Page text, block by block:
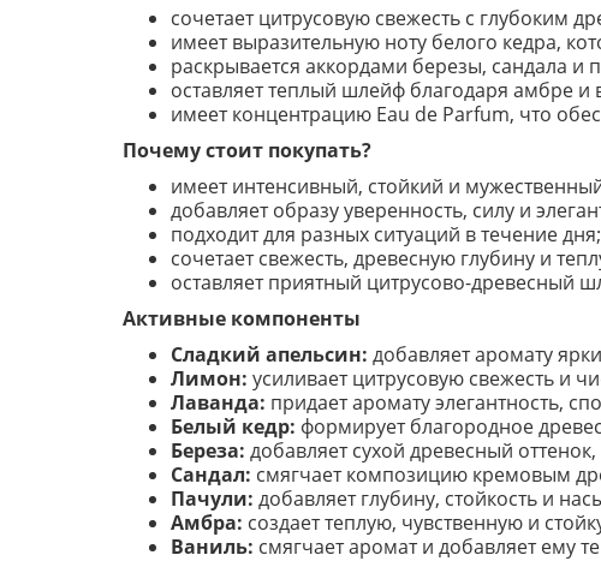
сочетает цитрусовую свежесть с глубоким
имеет выразительную ноту белого кедра,
раскрывается аккордами березы, сандала и
оставляет теплый шлейф благодаря амбре и
имеет концентрацию Eau de Parfum, что
Почему стоит покупать?
имеет интенсивный, стойкий и
добавляет образу уверенность, силу и
подходит для разных ситуаций в течение дня;
сочетает свежесть, древесную глубину и
оставляет приятный цитрусово-древесный
Активные компоненты
Сладкий апельсин: добавляет аромату
Лимон: усиливает цитрусовую свежесть и
Лаванда: придает аромату элегантность,
Белый кедр: формирует благородное
Береза: добавляет сухой древесный
Сандал: смягчает композицию кремовым
Пачули: добавляет глубину, стойкость и
Амбра: создает теплую, чувственную и
Ваниль: смягчает аромат и добавляет ему